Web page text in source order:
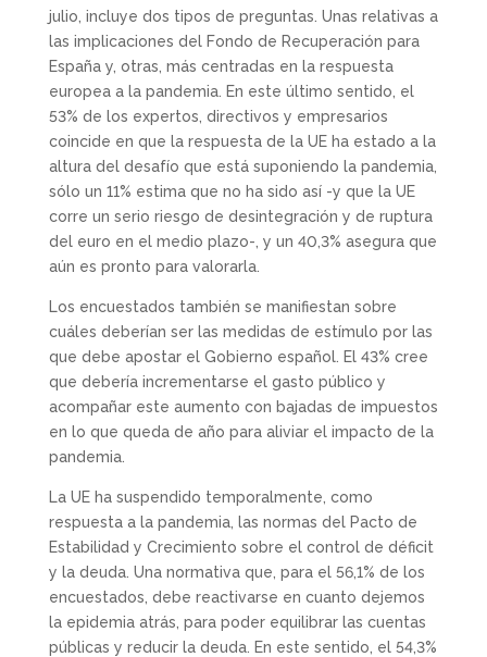
julio, incluye dos tipos de preguntas. Unas relativas a
las implicaciones del Fondo de Recuperación para
España y, otras, más centradas en la respuesta
europea a la pandemia. En este último sentido, el
53% de los expertos, directivos y empresarios
coincide en que la respuesta de la UE ha estado a la
altura del desafío que está suponiendo la pandemia,
sólo un 11% estima que no ha sido así -y que la UE
corre un serio riesgo de desintegración y de ruptura
del euro en el medio plazo-, y un 40,3% asegura que
aún es pronto para valorarla.
Los encuestados también se manifiestan sobre
cuáles deberían ser las medidas de estímulo por las
que debe apostar el Gobierno español. El 43% cree
que debería incrementarse el gasto público y
acompañar este aumento con bajadas de impuestos
en lo que queda de año para aliviar el impacto de la
pandemia.
La UE ha suspendido temporalmente, como
respuesta a la pandemia, las normas del Pacto de
Estabilidad y Crecimiento sobre el control de déficit
y la deuda. Una normativa que, para el 56,1% de los
encuestados, debe reactivarse en cuanto dejemos
la epidemia atrás, para poder equilibrar las cuentas
públicas y reducir la deuda. En este sentido, el 54,3%